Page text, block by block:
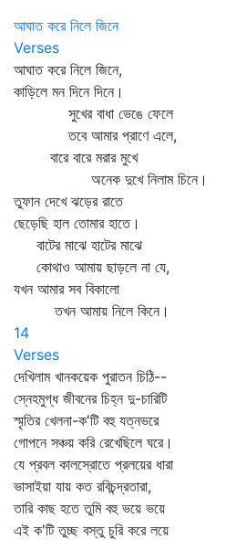
আঘাত করে নিলে জিনে
Verses
আঘাত করে নিলে জিনে,
কাড়িলে মন দিনে দিনে।
সুখের বাধা ভেঙে ফেলে
তবে আমার প্রাণে এলে,
বারে বারে মরার মুখে
অনেক দুখে নিলাম চিনে।
তুফান দেখে ঝড়ের রাতে
ছেড়েছি হাল তোমার হাতে।
বাটের মাঝে হাটের মাঝে
কোথাও আমায় ছাড়লে না যে,
যখন আমার সব বিকালো
তখন আমায় নিলে কিনে।
14
Verses
দেখিলাম খানকয়েক পুরাতন চিঠি--
স্নেহমুগ্ধ জীবনের চিহ্ন দু-চারিটি
স্মৃতির খেলনা-ক'টি বহু যত্নভরে
গোপনে সঞ্চয় করি রেখেছিলে ঘরে।
যে প্রবল কালস্রোতে প্রলয়ের ধারা
ভাসাইয়া যায় কত রবিচন্দ্রতারা,
তারি কাছ হতে তুমি বহু ভয়ে ভয়ে
এই ক'টি তুচ্ছ বস্তু চুরি করে লয়ে